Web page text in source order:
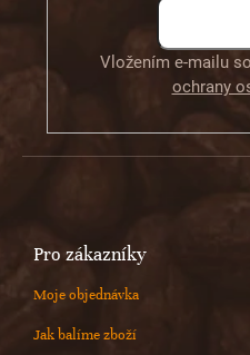
Vložením e-mailu
ochrany
Pro zákazníky
Moje objednávka
Jak balíme zboží